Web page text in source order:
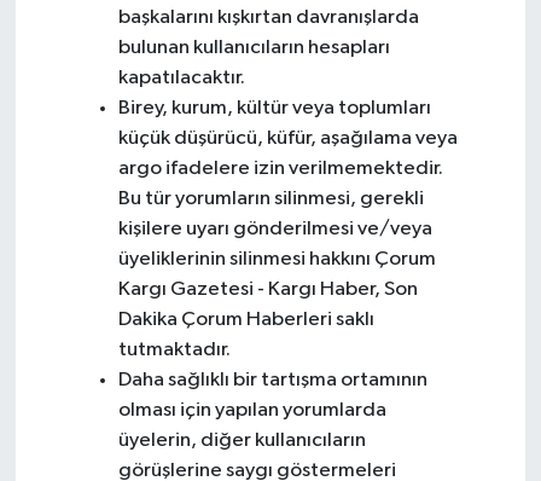
başkalarını kışkırtan davranışlarda
bulunan kullanıcıların hesapları
kapatılacaktır.
Birey, kurum, kültür veya toplumları
küçük düşürücü, küfür, aşağılama veya
argo ifadelere izin verilmemektedir.
Bu tür yorumların silinmesi, gerekli
kişilere uyarı gönderilmesi ve/veya
üyeliklerinin silinmesi hakkını Çorum
Kargı Gazetesi - Kargı Haber, Son
Dakika Çorum Haberleri saklı
tutmaktadır.
Daha sağlıklı bir tartışma ortamının
olması için yapılan yorumlarda
üyelerin, diğer kullanıcıların
görüşlerine saygı göstermeleri